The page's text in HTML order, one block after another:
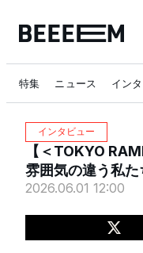
特集 ニュース イン
インタビュー
【＜TOKYO
雰囲気の違う私た
2026.06.01 12:00